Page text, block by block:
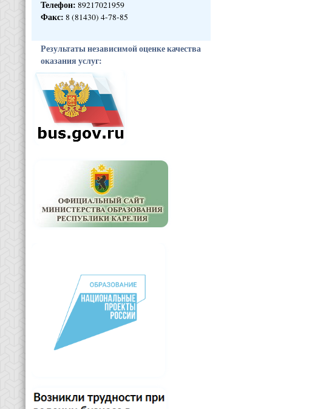
Телефон: 89217021959
Факс: 8 (81430) 4-78-85
Результаты независимой оценке качества
оказания услуг: